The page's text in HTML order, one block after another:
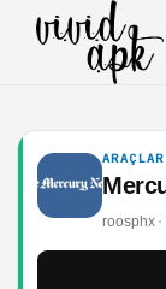
ARAÇLAR
roosphx